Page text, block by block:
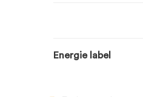
Energie label